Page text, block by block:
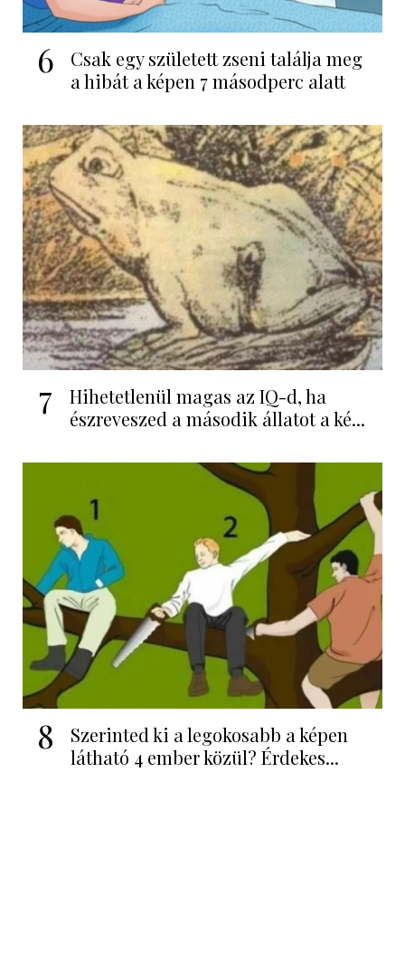
6
Csak egy született zseni találja meg
a hibát a képen 7 másodperc alatt
7
Hihetetlenül magas az IQ-d, ha
észreveszed a második állatot a ké...
8
Szerinted ki a legokosabb a képen
látható 4 ember közül? Érdekes...